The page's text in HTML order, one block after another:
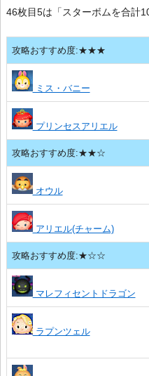
46枚目5は「スターボムを合計
攻略おすすめ度:★★★
ミス・バニー
プリンセスアリエル
攻略おすすめ度:★★☆
オウル
アリエル(チャーム)
攻略おすすめ度:★☆☆
マレフィセントドラゴン
ラプンツェル